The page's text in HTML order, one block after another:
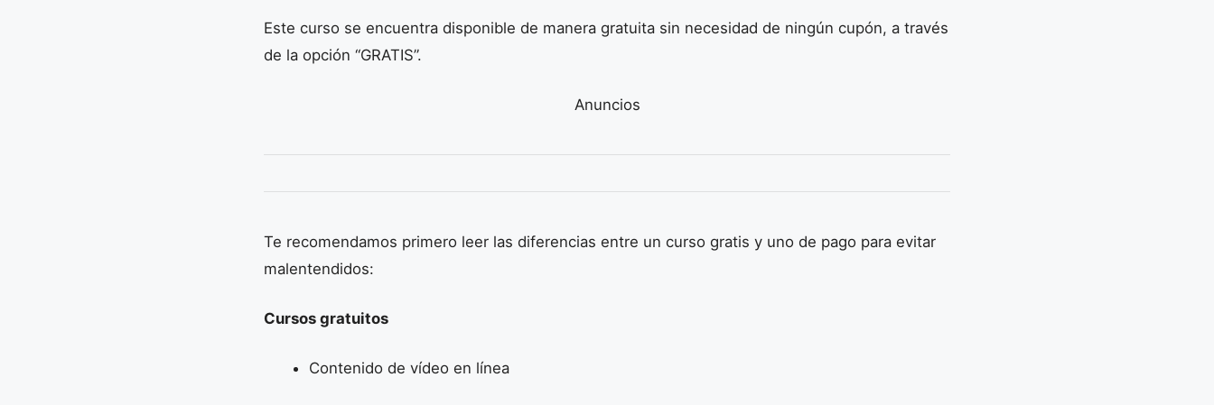
Este curso se encuentra disponible de manera gratuita sin necesidad de ningún cupón, a través
de la opción “GRATIS”.
Anuncios
Te recomendamos primero leer las diferencias entre un curso gratis y uno de pago para evitar
malentendidos:
Cursos gratuitos
Contenido de vídeo en línea